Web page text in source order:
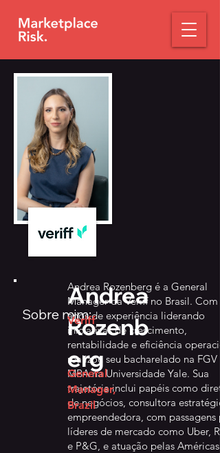
Sobre mim:
Andrea
Rozenb
erg
Andrea Rozenberg é a General
Manager da Veriff no Brasil. Com
anos de experiência liderando
iniciativas de crescimento,
rentabilidade e eficiência
realizou seu bacharelado na FGV
MBA na Universidade Yale. Sua
trajetória inclui papéis como
de negócios, consultora
empreendedora, com passagens
líderes de mercado como Uber,
e P&G, e atuação pelas Américas
Veriff
General
Manager,
Brazil